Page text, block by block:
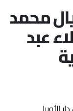
محمد
عبد